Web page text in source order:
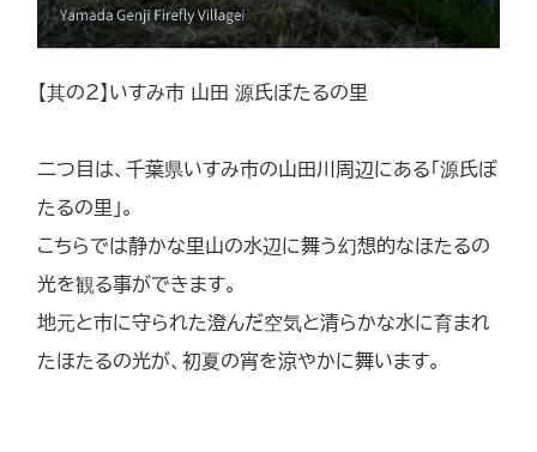
【其の2】いすみ市 山田 源氏ぼたるの里
二つ目は、千葉県いすみ市の山田川周辺にある「源氏ぼ
たるの里」。
こちらでは静かな里山の水辺に舞う幻想的なほたるの
光を観る事ができます。
地元と市に守られた澄んだ空気と清らかな水に育まれ
たほたるの光が、初夏の宵を涼やかに舞います。